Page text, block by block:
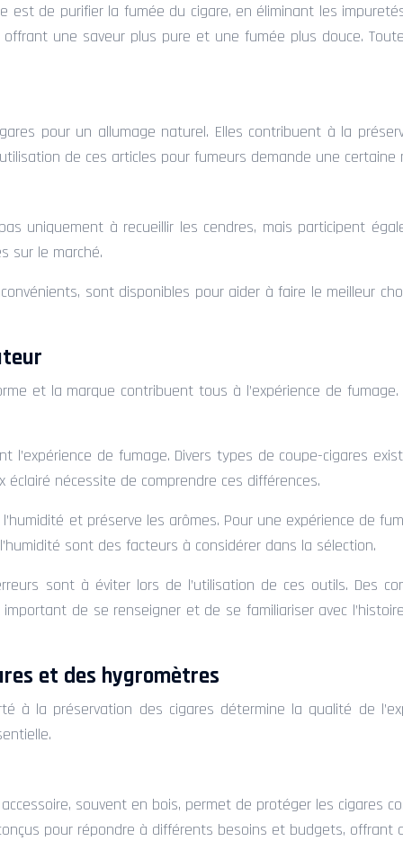
de purifier la fumée du cigare, en éliminant les
une saveur plus pure et une fumée plus douce.
pour un allumage naturel. Elles contribuent à la
de ces articles pour fumeurs demande une
uniquement à recueillir les cendres, mais participent
sur le marché.
sont disponibles pour aider à faire le meilleur
et la marque contribuent tous à l’expérience de
de fumage. Divers types de coupe-cigares
nécessite de comprendre ces différences.
et préserve les arômes. Pour une expérience de
sont des facteurs à considérer dans la sélection.
sont à éviter lors de l’utilisation de ces outils. Des
de se renseigner et de se familiariser avec
et des hygromètres
la préservation des cigares détermine la qualité de
souvent en bois, permet de protéger les cigares
pour répondre à différents besoins et budgets, offrant